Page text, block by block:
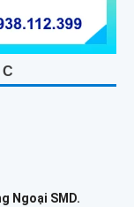
Ngoại SMD.